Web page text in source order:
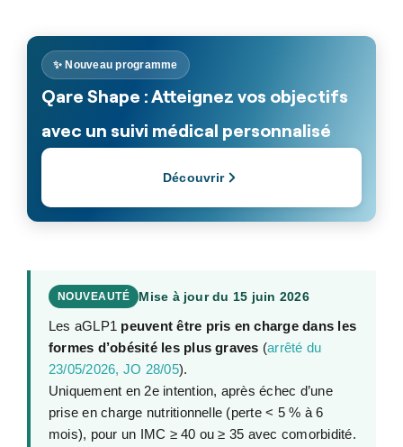
✨ Nouveau programme
Qare Shape : Atteignez vos objectifs
avec un suivi médical personnalisé
Découvrir
NOUVEAUTÉ Mise à jour du 15 juin 2026
Les aGLP1 peuvent être pris en charge dans les
formes d’obésité les plus graves (arrêté du
23/05/2026, JO 28/05).
Uniquement en 2e intention, après échec d’une
prise en charge nutritionnelle (perte < 5 % à 6
mois), pour un IMC ≥ 40 ou ≥ 35 avec comorbidité.